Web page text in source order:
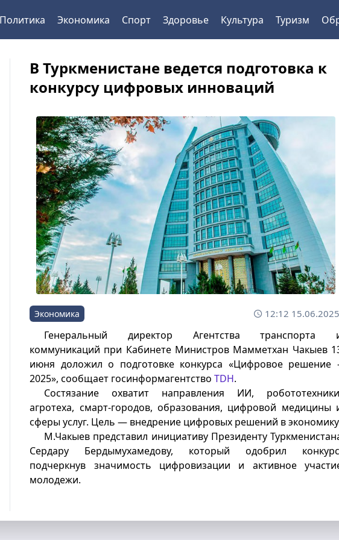
Политика Экономика Спорт Здоровье Культура Туризм
В Туркменистане ведется подготовка к
конкурсу цифровых инноваций
Экономика 12:12 15.06.2025
Генеральный директор Агентства транспорта
коммуникаций при Кабинете Министров Мамметхан Чакыев
июня доложил о подготовке конкурса «Цифровое решение
2025», сообщает госинформагентствоTDH.
Состязание охватит направления ИИ,
агротеха, смарт-городов, образования, цифровой медицины
сферы услуг. Цель — внедрение цифровых решений в
М.Чакыев представил инициативу Президенту
Сердару Бердымухамедову, который одобрил
подчеркнув значимость цифровизации и активное
молодежи.